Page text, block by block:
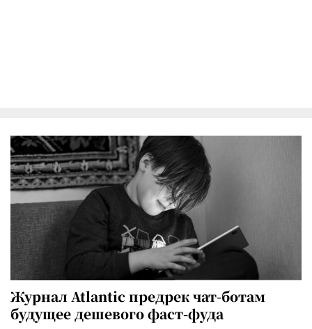
Журнал Atlantic предрек чат-ботам
будущее дешевого фаст-фуда